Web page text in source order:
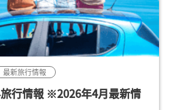
最新旅行情報
行情報 ※2026年4月最新情